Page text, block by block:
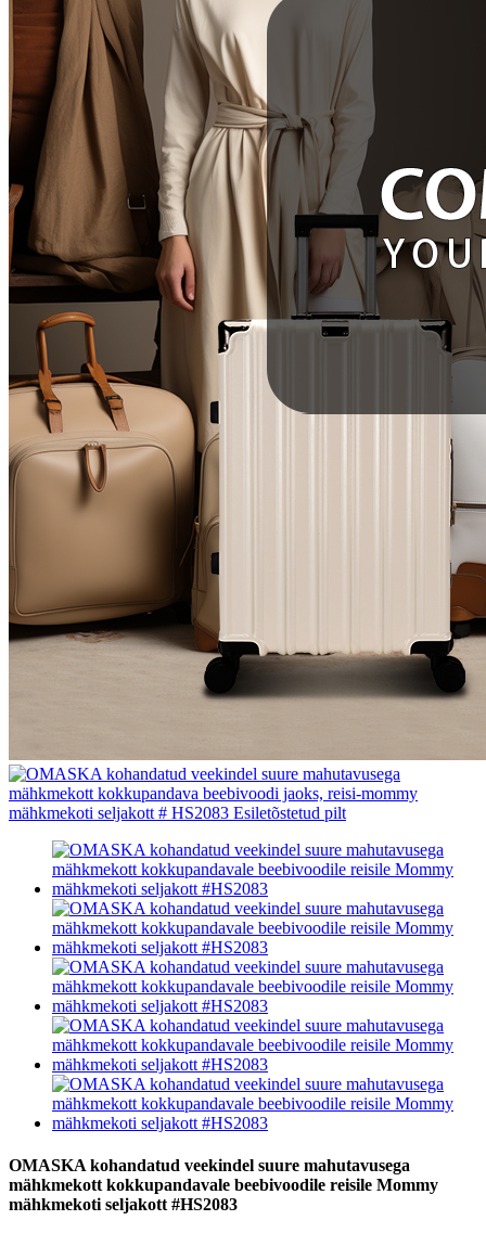
OMASKA kohandatud veekindel suure mahutavusega
mähkmekott kokkupandavale beebivoodile reisile Mommy
mähkmekoti seljakott #HS2083